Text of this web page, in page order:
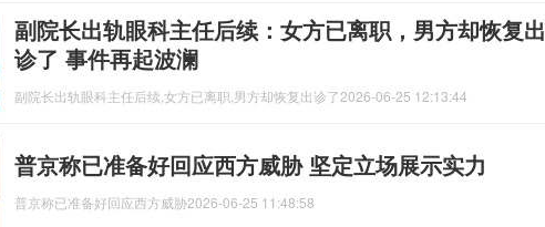
副院长出轨眼科主任后续：女方已离职，男方却恢复出
诊了 事件再起波澜
副院长出轨眼科主任后续,女方已离职,男方却恢复出诊了2026-06-25 12:13:44
普京称已准备好回应西方威胁 坚定立场展示实力
普京称已准备好回应西方威胁2026-06-25 11:48:58